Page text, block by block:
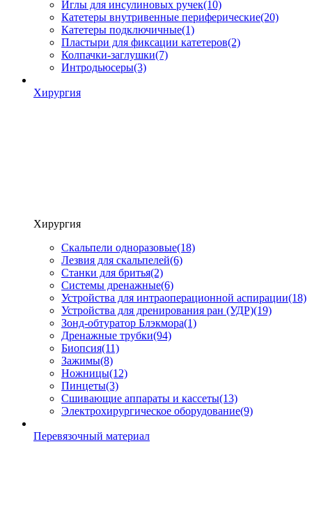
Иглы для инсулиновых ручек(10)
Катетеры внутривенные периферические(20)
Катетеры подключичные(1)
Пластыри для фиксации катетеров(2)
Колпачки-заглушки(7)
Интродьюсеры(3)
Хирургия
Хирургия
Скальпели одноразовые(18)
Лезвия для скальпелей(6)
Станки для бритья(2)
Системы дренажные(6)
Устройства для интраоперационной аспирации(18)
Устройства для дренирования ран (УДР)(19)
Зонд-обтуратор Блэкмора(1)
Дренажные трубки(94)
Биопсия(11)
Зажимы(8)
Ножницы(12)
Пинцеты(3)
Сшивающие аппараты и кассеты(13)
Электрохирургическое оборудование(9)
Перевязочный материал